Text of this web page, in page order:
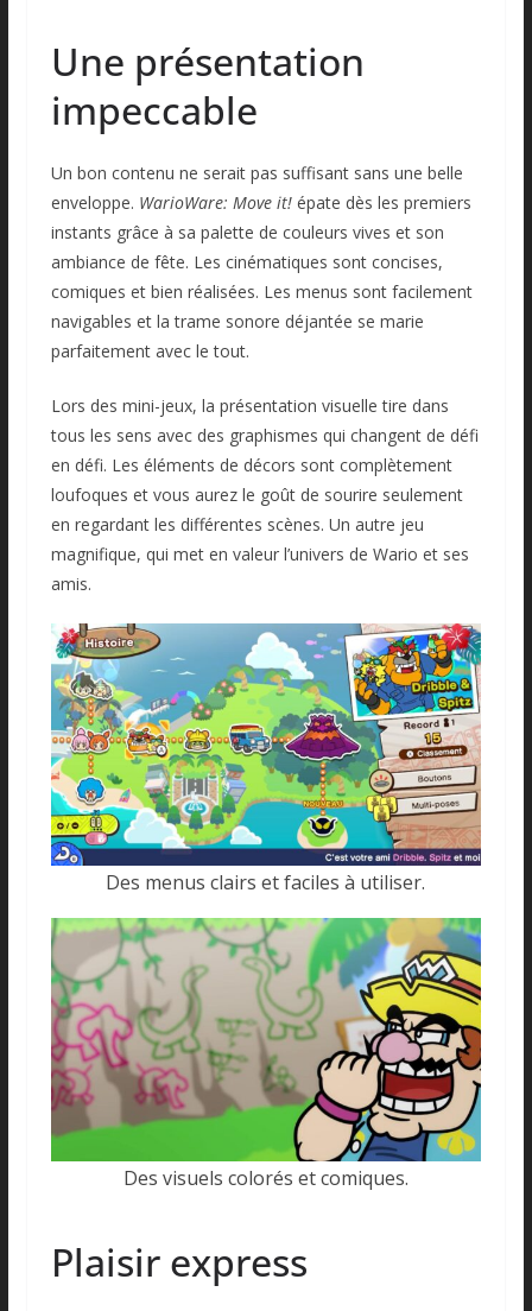
Une présentation
impeccable
Un bon contenu ne serait pas suffisant sans une belle
enveloppe. WarioWare: Move it! épate dès les premiers
instants grâce à sa palette de couleurs vives et son
ambiance de fête. Les cinématiques sont concises,
comiques et bien réalisées. Les menus sont facilement
navigables et la trame sonore déjantée se marie
parfaitement avec le tout.
Lors des mini-jeux, la présentation visuelle tire dans
tous les sens avec des graphismes qui changent de défi
en défi. Les éléments de décors sont complètement
loufoques et vous aurez le goût de sourire seulement
en regardant les différentes scènes. Un autre jeu
magnifique, qui met en valeur l’univers de Wario et ses
amis.
Des menus clairs et faciles à utiliser.
Des visuels colorés et comiques.
Plaisir express